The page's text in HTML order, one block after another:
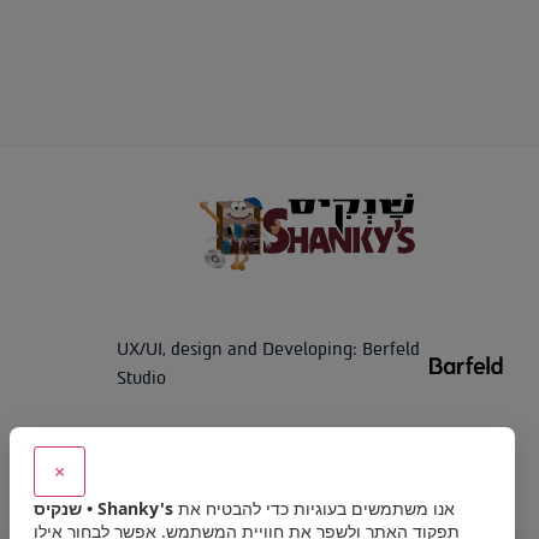
UX/UI, design and Developing: Berfeld
Studio
×
שנקיס • Shanky's
תפקוד האתר ולשפר את חוויית המשתמש. אפשר לבחור אילו